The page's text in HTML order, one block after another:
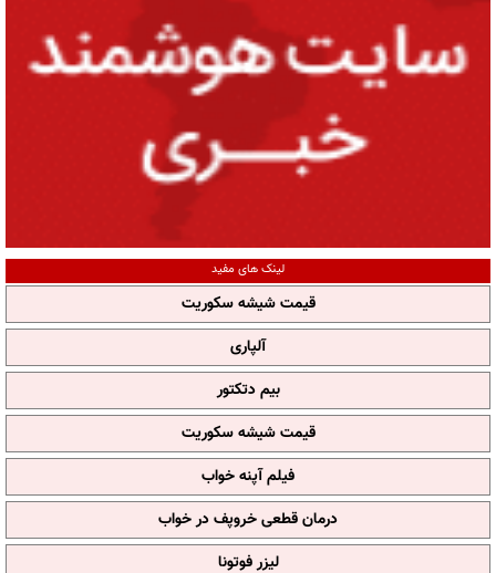
لینک های مفید
قیمت شیشه سکوریت
آلپاری
بیم دتکتور
قیمت شیشه سکوریت
فیلم آپنه خواب
درمان قطعی خروپف در خواب
لیزر فوتونا